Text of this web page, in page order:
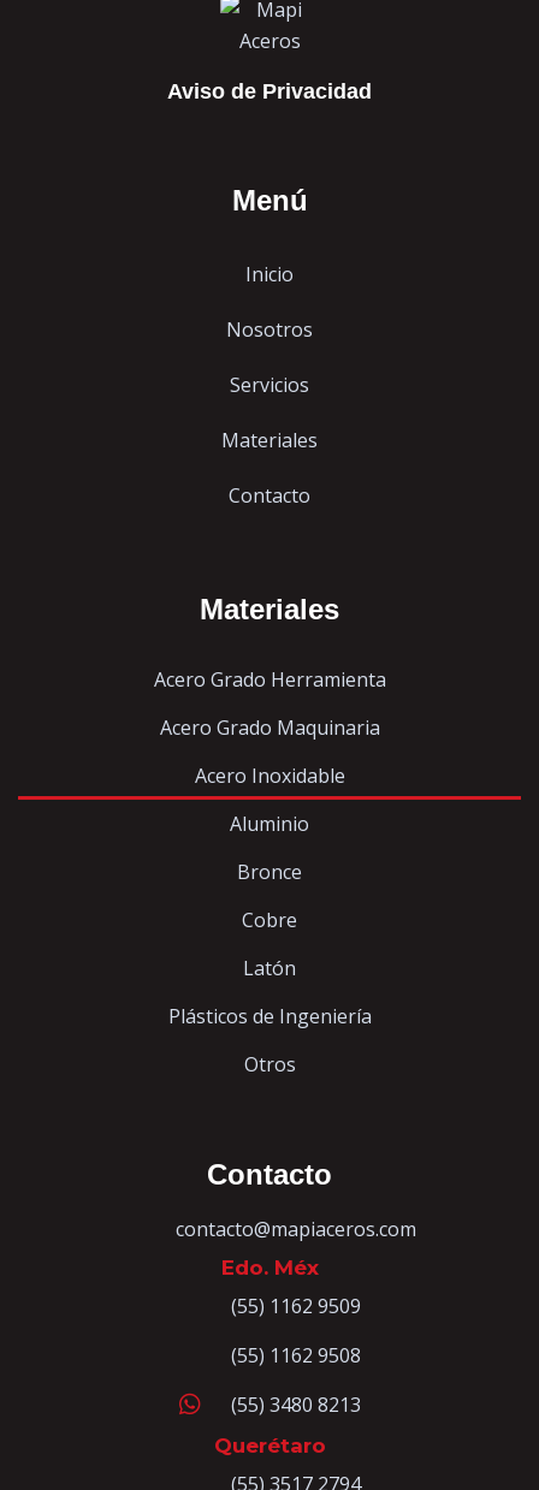
Aviso de Privacidad
Menú
Inicio
Nosotros
Servicios
Materiales
Contacto
Materiales
Acero Grado Herramienta
Acero Grado Maquinaria
Acero Inoxidable
Aluminio
Bronce
Cobre
Latón
Plásticos de Ingeniería
Otros
Contacto
contacto@mapiaceros.com
Edo. Méx
(55) 1162 9509
(55) 1162 9508
(55) 3480 8213
Querétaro
(55) 3517 2794